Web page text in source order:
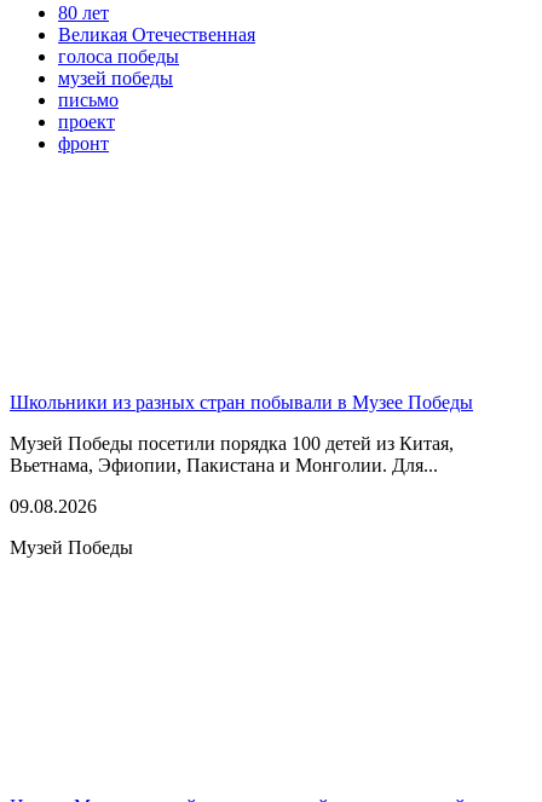
80 лет
Великая Отечественная
голоса победы
музей победы
письмо
проект
фронт
Школьники из разных стран побывали в Музее Победы
Музей Победы посетили порядка 100 детей из Китая,
Вьетнама, Эфиопии, Пакистана и Монголии. Для...
09.08.2026
Музей Победы